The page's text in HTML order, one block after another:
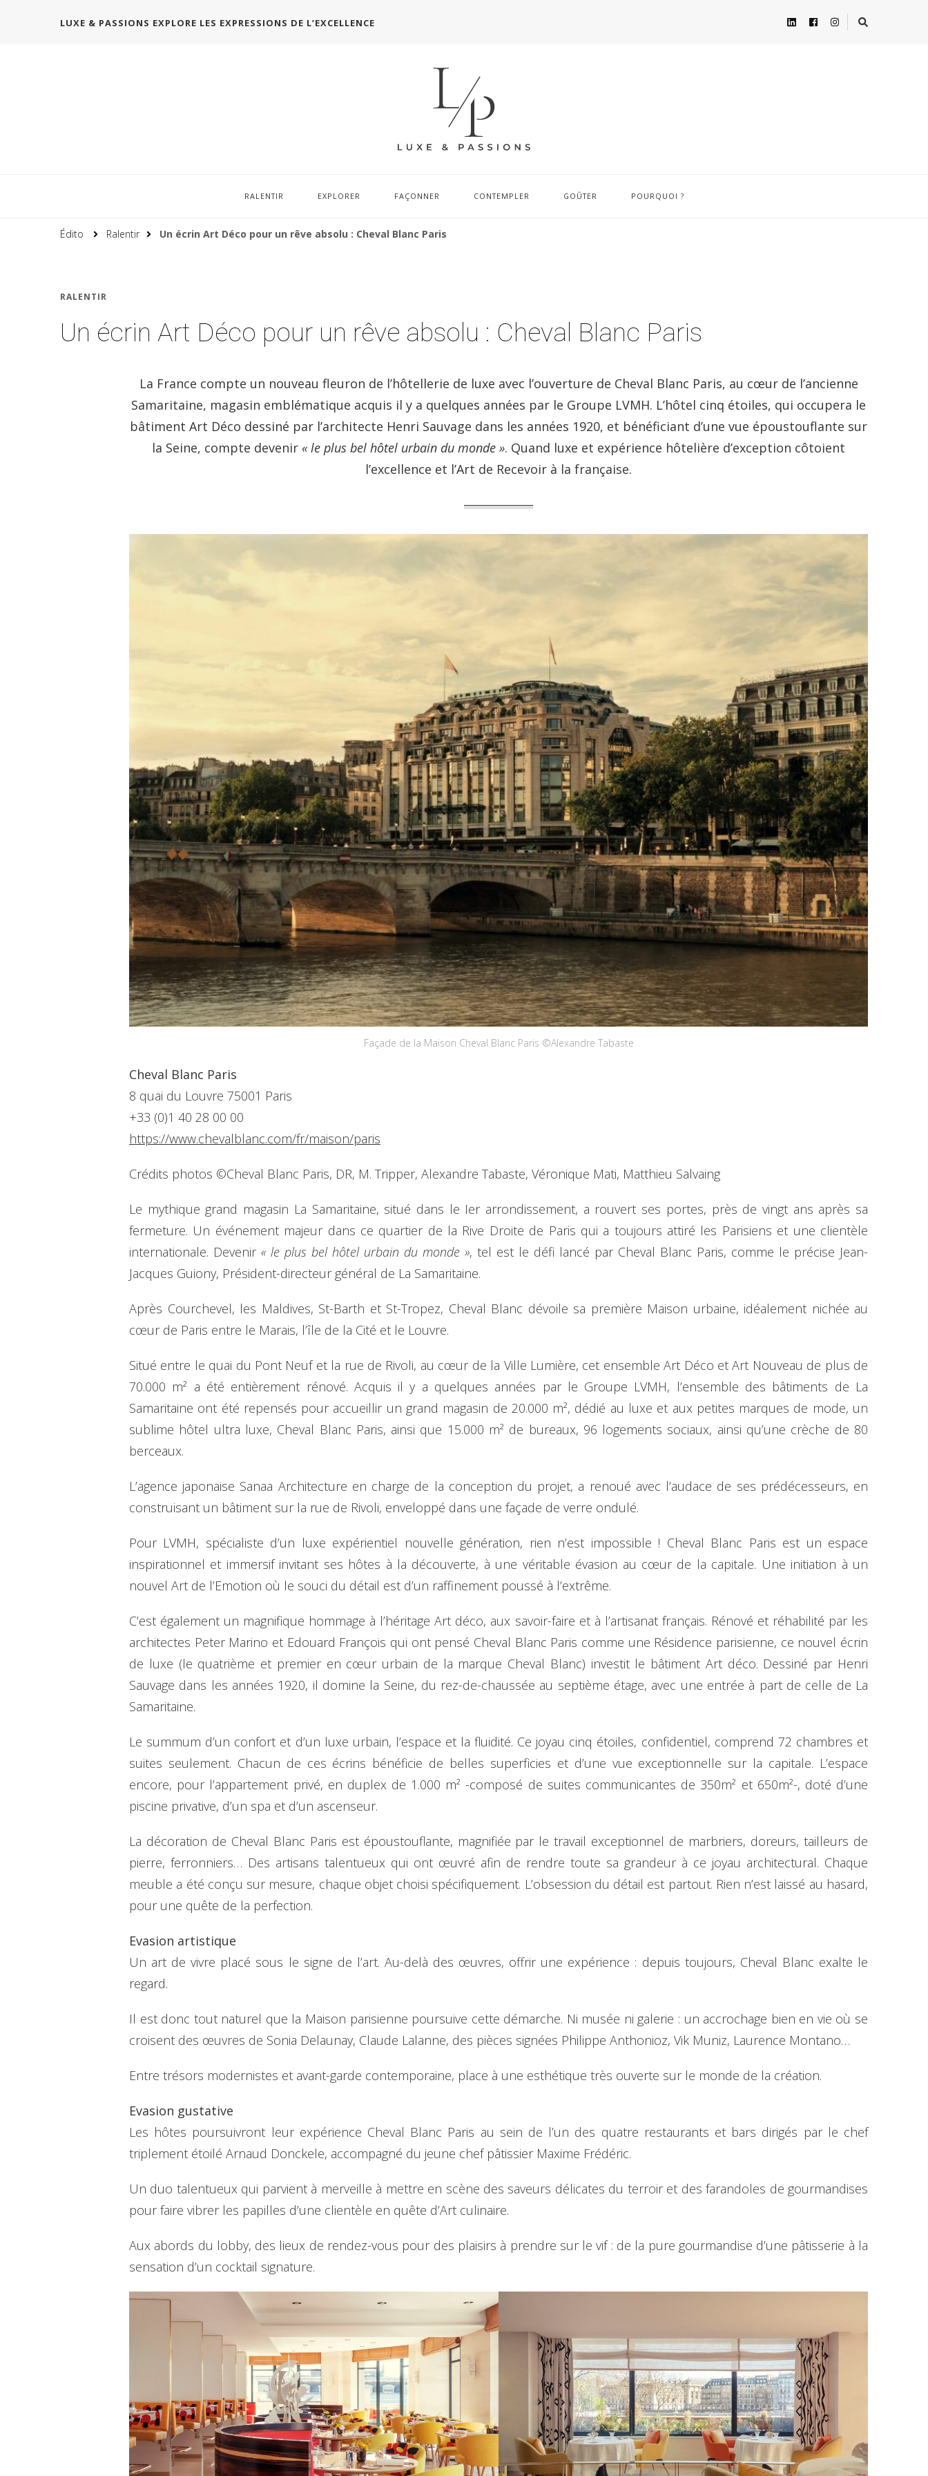
LUXE & PASSIONS EXPLORE LES EXPRESSIONS DE L’EXCELLENCE
RALENTIR EXPLORER FAÇONNER CONTEMPLER GOÛTER POURQUOI ?
Édito Ralentir Un écrin Art Déco pour un rêve absolu : Cheval Blanc Paris
RALENTIR
Un écrin Art Déco pour un rêve absolu : Cheval Blanc Paris
La France compte un nouveau fleuron de l’hôtellerie de luxe avec l’ouverture de Cheval Blanc Paris, au cœur de l’ancienne
Samaritaine, magasin emblématique acquis il y a quelques années par le Groupe LVMH. L’hôtel cinq étoiles, qui occupera le
bâtiment Art Déco dessiné par l’architecte Henri Sauvage dans les années 1920, et bénéficiant d’une vue époustouflante sur
la Seine, compte devenir « le plus bel hôtel urbain du monde ». Quand luxe et expérience hôtelière d’exception côtoient
l’excellence et l’Art de Recevoir à la française.
Façade de la Maison Cheval Blanc Paris ©Alexandre Tabaste
Cheval Blanc Paris
8 quai du Louvre 75001 Paris
+33 (0)1 40 28 00 00
https://www.chevalblanc.com/fr/maison/paris
Crédits photos ©Cheval Blanc Paris, DR, M. Tripper, Alexandre Tabaste, Véronique Mati, Matthieu Salvaing
Le mythique grand magasin La Samaritaine, situé dans le Ier arrondissement, a rouvert ses portes, près de vingt ans après sa
fermeture. Un événement majeur dans ce quartier de la Rive Droite de Paris qui a toujours attiré les Parisiens et une clientèle
internationale. Devenir « le plus bel hôtel urbain du monde », tel est le défi lancé par Cheval Blanc Paris, comme le précise Jean-
Jacques Guiony, Président-directeur général de La Samaritaine.
Après Courchevel, les Maldives, St-Barth et St-Tropez, Cheval Blanc dévoile sa première Maison urbaine, idéalement nichée au
cœur de Paris entre le Marais, l’île de la Cité et le Louvre.
Situé entre le quai du Pont Neuf et la rue de Rivoli, au cœur de la Ville Lumière, cet ensemble Art Déco et Art Nouveau de plus de
70.000 m² a été entièrement rénové. Acquis il y a quelques années par le Groupe LVMH, l’ensemble des bâtiments de La
Samaritaine ont été repensés pour accueillir un grand magasin de 20.000 m², dédié au luxe et aux petites marques de mode, un
sublime hôtel ultra luxe, Cheval Blanc Paris, ainsi que 15.000 m² de bureaux, 96 logements sociaux, ainsi qu’une crèche de 80
berceaux.
L’agence japonaise Sanaa Architecture en charge de la conception du projet, a renoué avec l’audace de ses prédécesseurs, en
construisant un bâtiment sur la rue de Rivoli, enveloppé dans une façade de verre ondulé.
Pour LVMH, spécialiste d’un luxe expérientiel nouvelle génération, rien n’est impossible ! Cheval Blanc Paris est un espace
inspirationnel et immersif invitant ses hôtes à la découverte, à une véritable évasion au cœur de la capitale. Une initiation à un
nouvel Art de l’Emotion où le souci du détail est d’un raffinement poussé à l’extrême.
C’est également un magnifique hommage à l’héritage Art déco, aux savoir-faire et à l’artisanat français. Rénové et réhabilité par les
architectes Peter Marino et Edouard François qui ont pensé Cheval Blanc Paris comme une Résidence parisienne, ce nouvel écrin
de luxe (le quatrième et premier en cœur urbain de la marque Cheval Blanc) investit le bâtiment Art déco. Dessiné par Henri
Sauvage dans les années 1920, il domine la Seine, du rez-de-chaussée au septième étage, avec une entrée à part de celle de La
Samaritaine.
Le summum d’un confort et d’un luxe urbain, l’espace et la fluidité. Ce joyau cinq étoiles, confidentiel, comprend 72 chambres et
suites seulement. Chacun de ces écrins bénéficie de belles superficies et d’une vue exceptionnelle sur la capitale. L’espace
encore, pour l’appartement privé, en duplex de 1.000 m² -composé de suites communicantes de 350m² et 650m²-, doté d’une
piscine privative, d’un spa et d’un ascenseur.
La décoration de Cheval Blanc Paris est époustouflante, magnifiée par le travail exceptionnel de marbriers, doreurs, tailleurs de
pierre, ferronniers… Des artisans talentueux qui ont œuvré afin de rendre toute sa grandeur à ce joyau architectural. Chaque
meuble a été conçu sur mesure, chaque objet choisi spécifiquement. L’obsession du détail est partout. Rien n’est laissé au hasard,
pour une quête de la perfection.
Evasion artistique
Un art de vivre placé sous le signe de l’art. Au-delà des œuvres, offrir une expérience : depuis toujours, Cheval Blanc exalte le
regard.
Il est donc tout naturel que la Maison parisienne poursuive cette démarche. Ni musée ni galerie : un accrochage bien en vie où se
croisent des œuvres de Sonia Delaunay, Claude Lalanne, des pièces signées Philippe Anthonioz, Vik Muniz, Laurence Montano…
Entre trésors modernistes et avant-garde contemporaine, place à une esthétique très ouverte sur le monde de la création.
Evasion gustative
Les hôtes poursuivront leur expérience Cheval Blanc Paris au sein de l’un des quatre restaurants et bars dirigés par le chef
triplement étoilé Arnaud Donckele, accompagné du jeune chef pâtissier Maxime Frédéric.
Un duo talentueux qui parvient à merveille à mettre en scène des saveurs délicates du terroir et des farandoles de gourmandises
pour faire vibrer les papilles d’une clientèle en quête d’Art culinaire.
Aux abords du lobby, des lieux de rendez-vous pour des plaisirs à prendre sur le vif : de la pure gourmandise d’une pâtisserie à la
sensation d’un cocktail signature.